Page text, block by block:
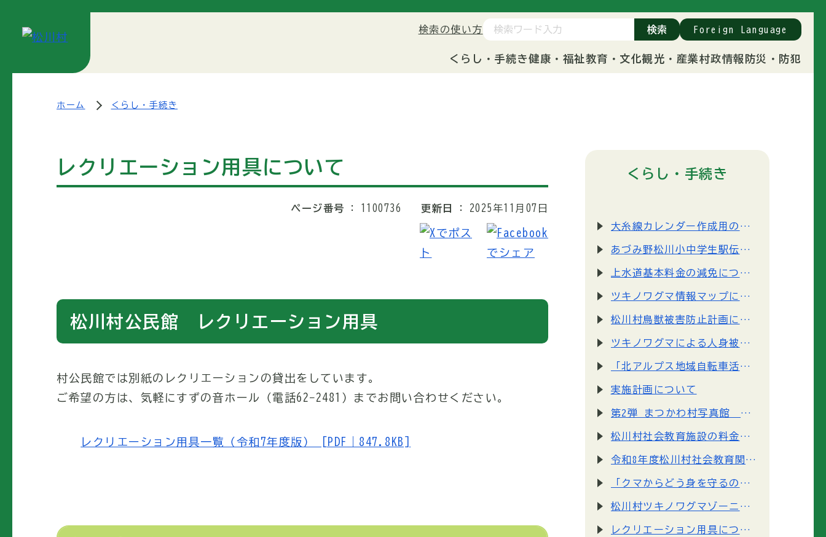
くらし・手続き健康・福祉教育・文化観光・産業村政情報 防災・防犯
検索の使い方 検索 Foreign Language
ホーム くらし・手続き
レクリエーション用具について
ページ番号 1100736 更新日 2025年11月07日
松川村公民館 レクリエーション用具
村公民館では別紙のレクリエーションの貸出をしています。
ご希望の方は、気軽にすずの音ホール（電話62−2481）までお問い合わせください。
レクリエーション用具一覧（令和7年度版） [PDF｜847.8KB]
くらし・手続き
大糸線カレンダー作成用の写真を募集します
あづみ野松川小中学生駅伝大会を開催します。
上水道基本料金の減免について
ツキノワグマ情報マップについて
松川村鳥獣被害防止計画について
ツキノワグマによる人身被害防止のための取組について
「北アルプス地域自転車活用推進計画」の策定について
実施計画について
第2弾 まつかわ村写真館 掲載写真募集
松川村社会教育施設の料金改定及びの予約システム導入のお知らせ
令和8年度松川村社会教育関係団体登録の認定申請書類について
「クマからどう身を守るのか？」動画をYoutubeで公開しています
松川村ツキノワグマゾーニング管理実施計画について
レクリエーション用具について